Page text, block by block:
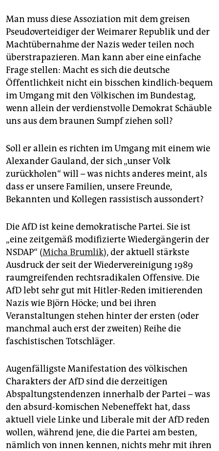
Man muss diese Assoziation mit dem greisen
Pseudoverteidiger der Weimarer Republik und der
Machtübernahme der Nazis weder teilen noch
überstrapazieren. Man kann aber eine einfache
Frage stellen: Macht es sich die deutsche
Öffentlichkeit nicht ein bisschen kindlich-bequem
im Umgang mit den Völkischen im Bundestag,
wenn allein der verdienstvolle Demokrat Schäuble
uns aus dem braunen Sumpf ziehen soll?
Soll er allein es richten im Umgang mit einem wie
Alexander Gauland, der sich „unser Volk
zurückholen“ will – was nichts anderes meint, als
dass er unsere Familien, unsere Freunde,
Bekannten und Kollegen rassistisch aussondert?
Die AfD ist keine demokratische Partei. Sie ist
„eine zeitgemäß modifizierte Wiedergängerin der
NSDAP“ (Micha Brumlik), der aktuell stärkste
Ausdruck der seit der Wiedervereinigung 1989
raumgreifenden rechtsradikalen Offensive. Die
AfD lebt sehr gut mit Hitler-Reden imitierenden
Nazis wie Björn Höcke; und bei ihren
Veranstaltungen stehen hinter der ersten (oder
manchmal auch erst der zweiten) Reihe die
faschistischen Totschläger.
Augenfälligste Manifestation des völkischen
Charakters der AfD sind die derzeitigen
Abspaltungstendenzen innerhalb der Partei – was
den absurd-komischen Nebeneffekt hat, dass
aktuell viele Linke und Liberale mit der AfD reden
wollen, während jene, die die Partei am besten,
nämlich von innen kennen, nichts mehr mit ihren